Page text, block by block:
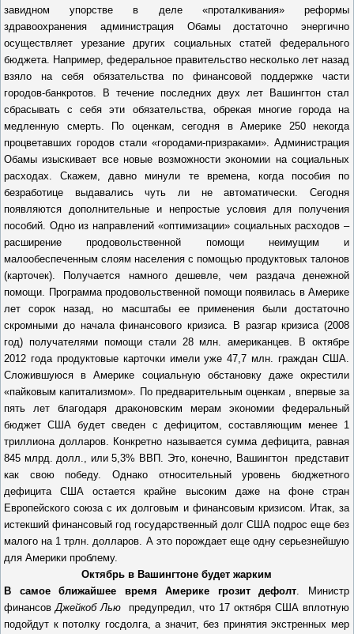
завидном упорстве в деле «проталкивания» реформы
здравоохранения администрация Обамы достаточно энергично
осуществляет урезание других социальных статей федерального
бюджета. Например, федеральное правительство несколько лет назад
взяло на себя обязательства по финансовой поддержке части
городов-банкротов. В течение последних двух лет Вашингтон стал
сбрасывать с себя эти обязательства, обрекая многие города на
медленную смерть. По оценкам, сегодня в Америке 250 некогда
процветавших городов стали «городами-призраками». Администрация
Обамы изыскивает все новые возможности экономии на социальных
расходах. Скажем, давно минули те времена, когда пособия по
безработице выдавались чуть ли не автоматически. Сегодня
появляются дополнительные и непростые условия для получения
пособий. Одно из направлений «оптимизации» социальных расходов –
расширение продовольственной помощи неимущим и
малообеспеченным слоям населения с помощью продуктовых талонов
(карточек). Получается намного дешевле, чем раздача денежной
помощи. Программа продовольственной помощи появилась в Америке
лет сорок назад, но масштабы ее применения были достаточно
скромными до начала финансового кризиса. В разгар кризиса (2008
год) получателями помощи стали 28 млн. американцев. В октябре
2012 года продуктовые карточки имели уже 47,7 млн. граждан США.
Сложившуюся в Америке социальную обстановку даже окрестили
«пайковым капитализмом». По предварительным оценкам , впервые за
пять лет благодаря драконовским мерам экономии федеральный
бюджет США будет сведен с дефицитом, составляющим менее 1
триллиона долларов. Конкретно называется сумма дефицита, равная
845 млрд. долл., или 5,3% ВВП. Это, конечно, Вашингтон представит
как свою победу. Однако относительный уровень бюджетного
дефицита США остается крайне высоким даже на фоне стран
Европейского союза с их долговым и финансовым кризисом. Итак, за
истекший финансовый год государственный долг США подрос еще без
малого на 1 трлн. долларов. А это порождает еще одну серьезнейшую
для Америки проблему.
Октябрь в Вашингтоне будет жарким
В самое ближайшее время Америке грозит дефолт. Министр
финансовДжейкоб Лью предупредил, что 17 октября США вплотную
подойдут к потолку госдолга, а значит, без принятия экстренных мер